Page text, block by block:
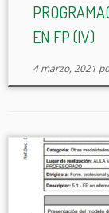
EN FP (IV)
4 marzo, 2021